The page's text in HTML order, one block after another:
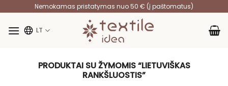
content
Nemokamas pristatymas nuo 50 € (į paštomatus)
LT
PRODUKTAI SU ŽYMOMIS “LIETUVIŠKAS
RANKŠLUOSTIS”